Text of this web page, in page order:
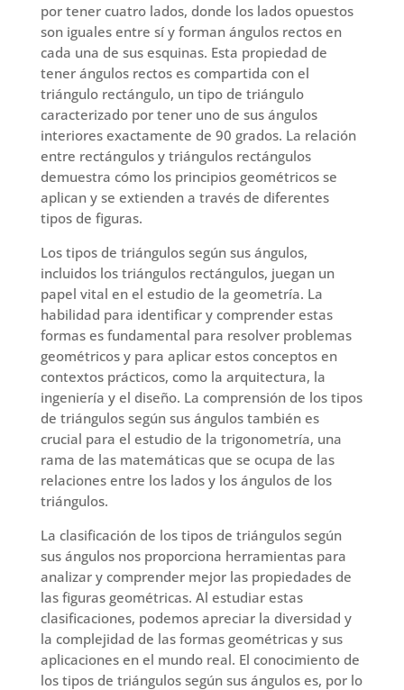
por tener cuatro lados, donde los lados opuestos
son iguales entre sí y forman ángulos rectos en
cada una de sus esquinas. Esta propiedad de
tener ángulos rectos es compartida con el
triángulo rectángulo, un tipo de triángulo
caracterizado por tener uno de sus ángulos
interiores exactamente de 90 grados. La relación
entre rectángulos y triángulos rectángulos
demuestra cómo los principios geométricos se
aplican y se extienden a través de diferentes
tipos de figuras.
Los tipos de triángulos según sus ángulos,
incluidos los triángulos rectángulos, juegan un
papel vital en el estudio de la geometría. La
habilidad para identificar y comprender estas
formas es fundamental para resolver problemas
geométricos y para aplicar estos conceptos en
contextos prácticos, como la arquitectura, la
ingeniería y el diseño. La comprensión de los tipos
de triángulos según sus ángulos también es
crucial para el estudio de la trigonometría, una
rama de las matemáticas que se ocupa de las
relaciones entre los lados y los ángulos de los
triángulos.
La clasificación de los tipos de triángulos según
sus ángulos nos proporciona herramientas para
analizar y comprender mejor las propiedades de
las figuras geométricas. Al estudiar estas
clasificaciones, podemos apreciar la diversidad y
la complejidad de las formas geométricas y sus
aplicaciones en el mundo real. El conocimiento de
los tipos de triángulos según sus ángulos es, por lo